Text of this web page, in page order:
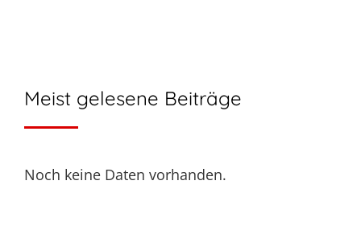
Meist gelesene Beiträge
Noch keine Daten vorhanden.